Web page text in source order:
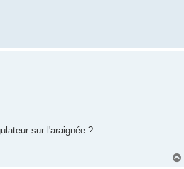
sur l'araignée ?